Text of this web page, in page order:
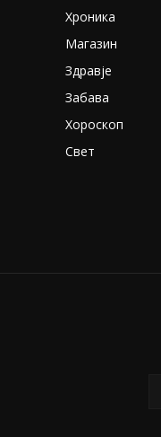
Хроника
Магазин
Здравје
Забава
Хороскоп
Свет